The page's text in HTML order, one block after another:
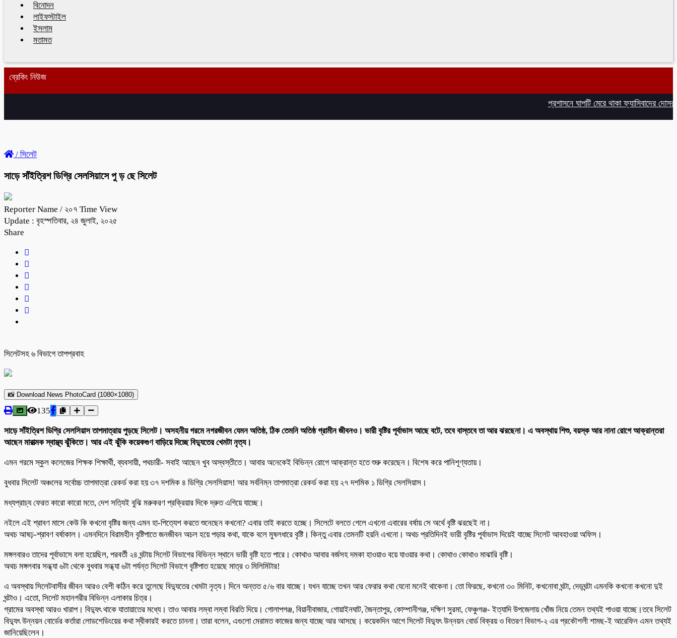
বিনোদন
লাইফস্টাইল
ইসলাম
মতামত
ব্রেকিং নিউজ
প্রশাসনে ঘাপটি মেরে থাকা ফ্যাসিবাদের দোসররা
/ সিলেট
সাড়ে সাঁইত্রিশ ডিগ্রি সেলসিয়াসে পু ড় ছে সিলেট
Reporter Name / ২০৭ Time View
Update : বৃহস্পতিবার, ২৪ জুলাই, ২০২৫
Share
সিলেটসহ ৬ বিভাগে তাপপ্রবাহ
📸 Download News PhotoCard (1080×1080)
135
সাড়ে সাঁইত্রিশ ডিগ্রি সেলসিয়াস তাপমাত্রায় পুড়ছে সিলেট। অসহনীয় গরমে নগরজীবন যেমন অতিষ্ঠ, ঠিক তেমনি অতিষ্ঠ গ্রামীন জীবনও। ভারী বৃষ্টির পূর্বাভাস আছে বটে, তবে বাস্তবে তা আর ঝরছেনা। এ অবস্থায় শিশু, বয়স্ক আর নানা রোগে আক্রান্তরা
আছেন মারাত্মক স্বাস্থ্য ঝুঁকিতে। আর এই ঝুঁকি কয়েকগুণ বাড়িয়ে দিচ্ছে বিদ্যুতের খেমটা নৃত্য।
এমন গরমে স্কুল কলেজের শিক্ষক শিক্ষার্থী, ব্যবসায়ী, পথচারী- সবাই আছেন খুব অস্বস্তীতে। আবার অনেকেই বিভিন্ন রোগে আক্রান্ত হতে শুরু করেছেন। বিশেষ করে পানিশূণ্যতায়।
বুধবার সিলেট অঞ্চলের সর্বোচ্চ তাপমাত্রা রেকর্ড করা হয় ৩৭ দশমিক ৪ ডিগ্রি সেলসিয়াস! আর সর্বনিম্ন তাপমাত্রা রেকর্ড করা হয় ২৭ দশমিক ১ ডিগ্রি সেলসিয়াস।
মধ্যপ্রাচ্য ফেরত কারো কারো মতে, দেশ সত্যিই বুঝি মরুকরণ প্রক্রিয়ার দিকে দ্রুত এগিয়ে যাচ্ছে।
নইলে এই শ্রাবণ মাসে কেউ কি কখনো বৃষ্টির জন্য এমন হা-পিত্যেশ করতে শুনেছেন কখনো? এবার তাই করতে হচ্ছে। সিলেটে বলতে গেলে এখনো এবারের বর্ষায় সে অর্থে বৃষ্টি ঝরছেই না।
অথচ আষঢ়-শ্রাবণ বর্ষাকাল। এমনদিনে বিরামহীন বৃষ্টিপাতে জনজীবন অচল হয়ে পড়ার কথা, যাকে বলে মুষলধারে বৃষ্টি। কিন্তু এবার তেমনটি হয়নি এখনো। অথচ প্রতিদিনই ভারী বৃষ্টির পূর্বাভাস দিয়েই যাচ্ছে সিলেট আবহাওয়া অফিস।
মঙ্গলবারও তাদের পূর্বাভাসে বলা হয়েছিল, পরবর্তী ২৪ ঘন্টায় সিলেট বিভাগের বিভিন্ন স্থানে ভারী বৃষ্টি হতে পারে। কোথাও আবার বর্জসহ দমকা হাওয়াও বয়ে যাওয়ার কথা। কোথাও কোথাও মাঝারি বৃষ্টি।
অথচ মঙ্গলবার সন্ধ্যা ৬টা থেকে বুধবার সন্ধ্যা ৬টা পর্যন্ত সিলেট বিভাগে বৃষ্টিপাত হয়েছে মাত্র ৩ মিলিমিটার!
এ অবস্থায় সিলেটবাসীর জীবন আরও বেশী কঠিন করে তুলেছে বিদ্যুতের খেমটা নৃত্য। দিনে অন্তত ৫/৬ বার যাচ্ছে। যখন যাচ্ছে তখন আর ফেরার কথা যেনো মনেই থাকেনা। তো ফিরছে, কখনো ৩০ মিনিট, কখনোবা ঘন্টা, দেড়ঘন্টা এমনকি কখনো কখনো দুই
ঘন্টাও। এতো, সিলেট মহানগরীর বিভিন্ন এলাকার চিত্র।
গ্রামের অবস্থা আরও খারাপ। বিদ্যুৎ থাকে যাতায়াতের মধ্যে। তাও আবার লম্বা লম্বা বিরতি দিয়ে। গোলাপগঞ্জ, বিয়ানীবাজার, গোয়াইনঘাট, জৈন্তাপুর, কোম্পানীগঞ্জ, দক্ষিণ সুরমা, ফেঞ্চুগঞ্জ- ইত্যাদি উপজেলায় খোঁজ নিয়ে তেমন তথ্যই পাওয়া যাচ্ছে।তবে সিলেট
বিদ্যুৎ উন্নয়ন বোর্ডের কর্তারা লোডশেডিংয়ের কথা স্বীকারই করতে চাননা। তারা বলেন, এগুলো মেরামত কাজের জন্য যাচ্ছে আর আসছে। কয়েকদিন আগে সিলেট বিদ্যুৎ উন্নয়ন বোর্ড বিক্রয় ও বিতরণ বিভাগ-২ এর প্রকৌশলী শামছ-ই আরেফিন এমন তথ্যই
জানিয়েছিলেন।